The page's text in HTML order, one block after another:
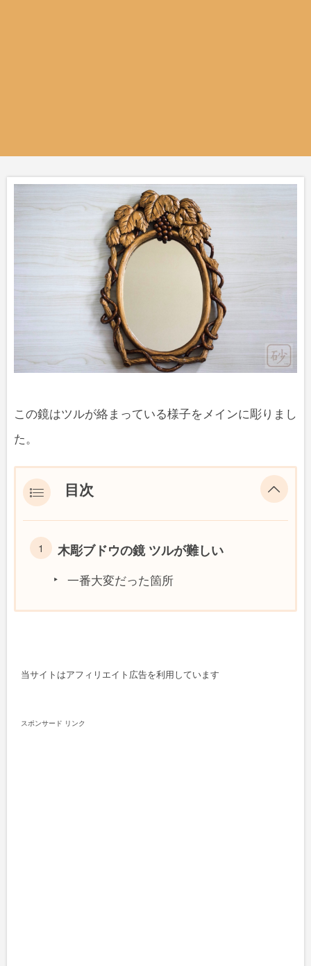
この鏡はツルが絡まっている様子をメインに彫りまし
た。
目次
木彫ブドウの鏡 ツルが難しい
一番大変だった箇所
当サイトはアフィリエイト広告を利用しています
スポンサード リンク